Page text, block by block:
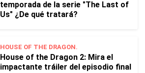
temporada de la serie "The Last of
Us" ¿De qué tratará?
HOUSE OF THE DRAGON.
House of the Dragon 2: Mira el
impactante tráiler del episodio final